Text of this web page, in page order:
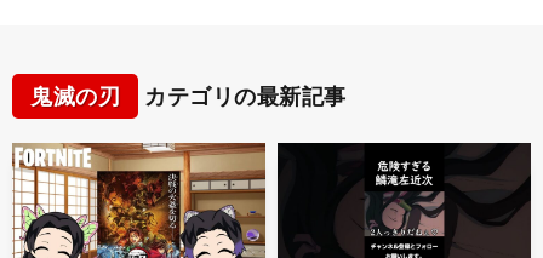
鬼滅の刃 カテゴリの最新記事